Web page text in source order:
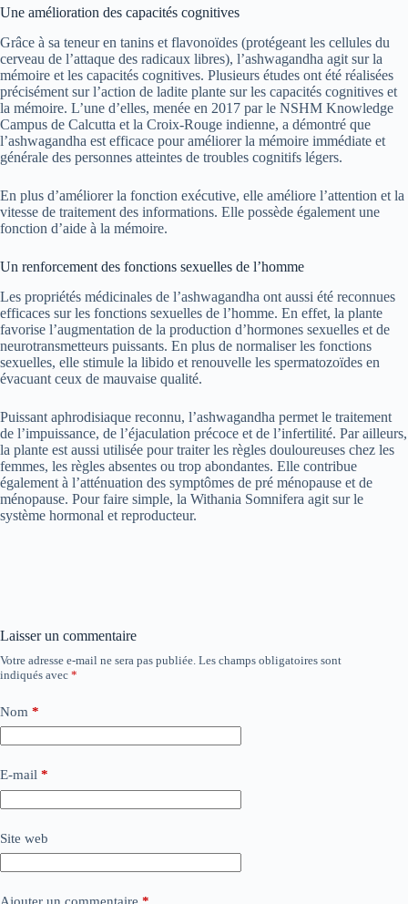
Une amélioration des capacités cognitives
Grâce à sa teneur en tanins et flavonoïdes (protégeant les cellules du
cerveau de l’attaque des radicaux libres), l’ashwagandha agit sur la
mémoire et les capacités cognitives. Plusieurs études ont été réalisées
précisément sur l’action de ladite plante sur les capacités cognitives et
la mémoire. L’une d’elles, menée en 2017 par le NSHM Knowledge
Campus de Calcutta et la Croix-Rouge indienne, a démontré que
l’ashwagandha est efficace pour améliorer la mémoire immédiate et
générale des personnes atteintes de troubles cognitifs légers.
En plus d’améliorer la fonction exécutive, elle améliore l’attention et la
vitesse de traitement des informations. Elle possède également une
fonction d’aide à la mémoire.
Un renforcement des fonctions sexuelles de l’homme
Les propriétés médicinales de l’ashwagandha ont aussi été reconnues
efficaces sur les fonctions sexuelles de l’homme. En effet, la plante
favorise l’augmentation de la production d’hormones sexuelles et de
neurotransmetteurs puissants. En plus de normaliser les fonctions
sexuelles, elle stimule la libido et renouvelle les spermatozoïdes en
évacuant ceux de mauvaise qualité.
Puissant aphrodisiaque reconnu, l’ashwagandha permet le traitement
de l’impuissance, de l’éjaculation précoce et de l’infertilité. Par ailleurs,
la plante est aussi utilisée pour traiter les règles douloureuses chez les
femmes, les règles absentes ou trop abondantes. Elle contribue
également à l’atténuation des symptômes de pré ménopause et de
ménopause. Pour faire simple, la Withania Somnifera agit sur le
système hormonal et reproducteur.
Laisser un commentaire
Votre adresse e-mail ne sera pas publiée. Les champs obligatoires sont
indiqués avec *
Nom *
E-mail *
Site web